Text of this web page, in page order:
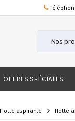
OFFRES SPÉCIALES
Hotte aspirante Hotte